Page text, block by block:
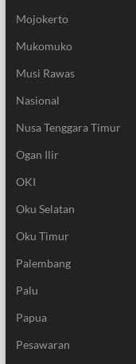
Mojokerto
Mukomuko
Musi Rawas
Nasional
Nusa Tenggara Timur
Ogan Ilir
OKI
Oku Selatan
Oku Timur
Palembang
Palu
Papua
Pesawaran